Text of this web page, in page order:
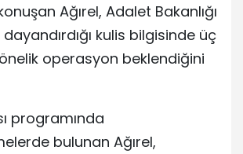
Ağırel, Adalet Bakanlığı
kulis bilgisinde üç
operasyon beklendiğini
programında
bulunan Ağırel,